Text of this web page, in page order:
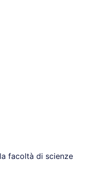
facoltà di scienze